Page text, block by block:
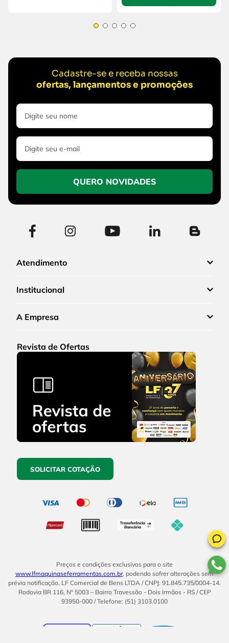
Cadastre-se e receba nossas
ofertas, lançamentos e promoções
QUERO NOVIDADES
Atendimento
Institucional
A Empresa
Revista de Ofertas
SOLICITAR COTAÇÃO
Preços e condições exclusivos para o site
www.lfmaquinaseferramentas.com.br, podendo sofrer alterações sem
prévia notificação. LF Comercial de Bens LTDA / CNPJ: 91.845.735/0004-14.
Rodovia BR 116, Nº 5003 – Bairro Travessão - Dois Irmãos - RS / CEP
93950-000 / Telefone: (51) 3103.0100